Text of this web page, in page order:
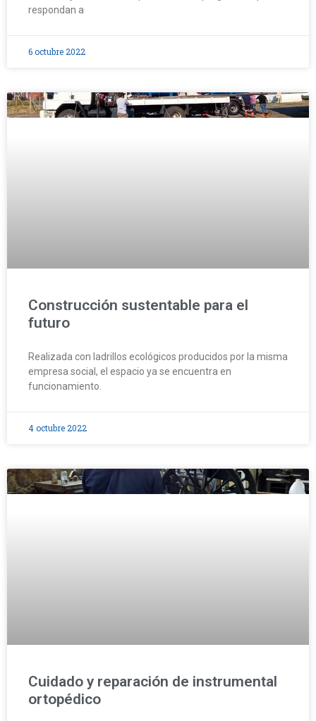
respondan a
6 octubre 2022
Construcción sustentable para el
futuro
Realizada con ladrillos ecológicos producidos por la misma
empresa social, el espacio ya se encuentra en
funcionamiento.
4 octubre 2022
Cuidado y reparación de instrumental
ortopédico